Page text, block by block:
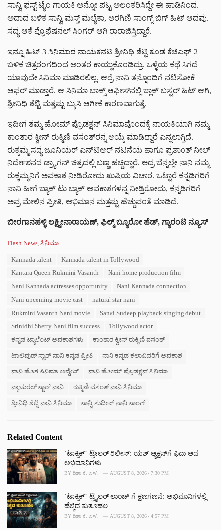
ಸಾನ್ವಿ ಫಸ್ಟ್ ಟೈಂ ಗಾಯಕಿ ಅನ್ನೋ ಪಟ್ಟ ಅಲಂಕರಿಸಿದ್ದೇ ಈ ಹಾಡಿನಿಂದ.
ಅದಾದ ಬಳಿಕ ಸಾನ್ವಿ ಮಸ್ತ್ ಮಲೈಕಾ, ಅರಗಿಣಿ ಸಾಂಗ್ಸ್ ಬಿಗ್ ಹಿಟ್ ಆದವು.
ಸದ್ಯ ಆಕೆ ಪ್ರೊಫೆಷನಲ್ ಸಿಂಗರ್ ಆಗಿ ರಾರಾಜಿಸ್ತಿದ್ದಾರೆ.
ಇನ್ನೂ ಹಿಟ್-3 ಸಿನಿಮಾದ ನಾಯಕನಟಿ ಶ್ರೀನಿಧಿ ಶೆಟ್ಟಿ ಕೂಡ ಕೆಜಿಎಫ್-2
ಬಳಿಕ ಚಿತ್ರರಂಗದಿಂದ ಅಂತರ ಕಾಯ್ದುಕೊಂಡಿದ್ರು. ಒಳ್ಳೆಯ ಕಥೆ ಸಿಗದೆ
ಯಾವುದೇ ಸಿನಿಮಾ ಮಾಡಿರಲಿಲ್ಲ. ಆದ್ರೆ ನಾನಿ ತನ್ನೊಂದಿಗೆ ನಟಿಸೋಕೆ
ಆಫರ್ ಮಾಡ್ತಾರೆ. ಆ ಸಿನಿಮಾ ಬಾಕ್ಸ್ ಆಫೀಸ್‌‌ನಲ್ಲಿ ಬ್ಲಾಕ್ ಬಸ್ಟರ್ ಹಿಟ್ ಆಗಿ,
ಶ್ರೀನಿಧಿ ಶೆಟ್ಟಿ ಮತ್ತಷ್ಟು ಬ್ಯುಸಿ ಆಗೀಕೆ ಕಾರಣವಾಗುತ್ತೆ.
ಇದೀಗ ತಮ್ಮ ಹೋಮ್ ಪ್ರೊಡಕ್ಷನ್ ಸಿನಿಮಾವೊಂದಕ್ಕೆ ನಾಯಕಿಯಾಗಿ ನಮ್ಮ
ಕಾಂತಾರ ಕ್ವೀನ್ ರುಕ್ಮಿಣಿ ವಸಂತ್‌ರನ್ನ ಆಯ್ಕೆ ಮಾಡಿದ್ದಾರೆ ಎನ್ನಲಾಗ್ತಿದೆ.
ರುಕ್ಕಮ್ಮ ಸದ್ಯ ಜೂನಿಯರ್ ಎನ್‌ಟಿಆರ್ ನಟನೆಯ ಹಾಗೂ ಪ್ರಶಾಂತ್ ನೀಲ್
ನಿರ್ದೇಶನದ ಡ್ರ್ಯಾಗನ್ ಚಿತ್ರದಲ್ಲಿ ಬಣ್ಣ ಹಚ್ಚಿದ್ದಾರೆ. ಅದ್ರ ಬೆನ್ನಲ್ಲೇ ನಾನಿ ನಮ್ಮ
ರುಕ್ಕಮ್ಮನಿಗೆ ಅವಕಾಶ ನೀಡಿರೋದು ಖುಷಿಯ ವಿಚಾರ. ಒಟ್ಟಾರೆ ಕನ್ನಡಿಗರಿಗೆ
ನಾನಿ ಹೀಗೆ ಬ್ಯಾಕ್ ಟು ಬ್ಯಾಕ್ ಅವಕಾಶಗಳನ್ನ ನೀಡ್ತಿರೋದು, ಕನ್ನಡಿಗರಿಗೆ
ಅವ್ರ ಮೇಲಿನ ಪ್ರೀತಿ, ಅಭಿಮಾನ ಮತ್ತಷ್ಟು ಹೆಚ್ಚುವಂತೆ ಮಾಡಿದೆ.
ಬೀರಗಾನಹಳ್ಳಿ ಲಕ್ಷ್ಮೀನಾರಾಯಣ್, ಫಿಲ್ಮ್ ಬ್ಯೂರೋ ಹೆಡ್, ಗ್ಯಾರಂಟಿ ನ್ಯೂಸ್
C
Flash News ಸಿನಿಮಾ
Kannada talent
Kannada talent in Tollywood
Kantara Queen Rukmini Vasanth
Nani home production film
Nani Kannada actresses opportunity
Nani Kannada connection
Nani upcoming movie cast
natural star nani
Rukmini Vasanth Nani movie
Sanvi Sudeep playback singing debut
Srinidhi Shetty Nani film success
Tollywood actor
ಕನ್ನಡ ಟ್ಯಾಲೆಂಟ್ ಅವಕಾಶಗಳು
ಕಾಂತಾರ ಕ್ವೀನ್ ರುಕ್ಮಿಣಿ ವಸಂತ್
ಟಾಲಿವುಡ್ ಸ್ಟಾರ್ ನಾನಿ ಕನ್ನಡ ಪ್ರೀತಿ ನಾನಿ ಕನ್ನಡ ಕಲಾವಿದರಿಗೆ ಅವಕಾಶ
ನಾನಿ ಹೊಸ ಸಿನಿಮಾ ಅಪ್ಡೇಟ್ ನಾನಿ ಹೋಮ್ ಪ್ರೊಡಕ್ಷನ್ ಸಿನಿಮಾ
ನ್ಯಾಚುರಲ್ ಸ್ಟಾರ್ ನಾನಿ ರುಕ್ಮಿಣಿ ವಸಂತ್ ನಾನಿ ಸಿನಿಮಾ
ಶ್ರೀನಿಧಿ ಶೆಟ್ಟಿ ನಾನಿ ಸಿನಿಮಾ ಸಾನ್ವಿ ಸುದೀಪ್ ನಾನಿ ಸಾಂಗ್
Related Content
‘ಟಾಕ್ಸಿಕ್’ ಟ್ರೇಲರ್ ರಿಲೀಸ್: ಯಶ್‌ ಆ್ಯಕ್ಷನ್‌ಗೆ ಫಿದಾ ಆದ
ಅಭಿಮಾನಿಗಳು
BY ದಿಶಾ ಕೆ. ಎಸ್. AUGUST 8, 2026 - 7:30 PM
‘ಟಾಕ್ಸಿಕ್’ ಟ್ರೈಲರ್‌ ಲಾಂಚ್ ಗೆ ಕ್ಷಣಗಣನೆ: ಅಭಿಮಾನಿಗಳಲ್ಲಿ
ಹೆಚ್ಚಿದ ಕುತೂಹಲ
BY ದಿಶಾ ಕೆ. ಎಸ್. AUGUST 8, 2026 - 4:57 PM